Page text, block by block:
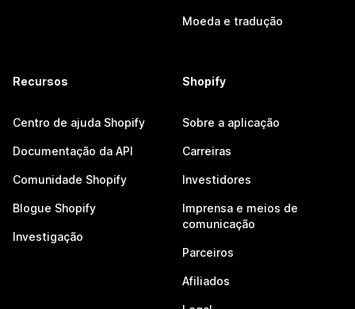
Moeda e tradução
Recursos
Centro de ajuda Shopify
Documentação da API
Comunidade Shopify
Blogue Shopify
Investigação
Shopify
Sobre a aplicação
Carreiras
Investidores
Imprensa e meios de
comunicação
Parceiros
Afiliados